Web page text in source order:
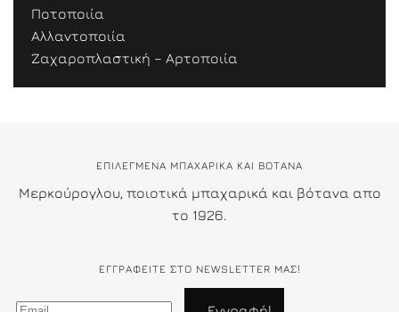
Ποτοποιία
Αλλαντοποιία
Ζαχαροπλαστική – Αρτοποιία
ΕΠΙΛΕΓΜΕΝΑ ΜΠΑΧΑΡΙΚΑ ΚΑΙ ΒΟΤΑΝΑ
Μερκούρογλου, ποιοτικά μπαχαρικά και βότανα απο
το 1926.
ΕΓΓΡΑΦΕΊΤΕ ΣΤΟ NEWSLETTER ΜΑΣ!